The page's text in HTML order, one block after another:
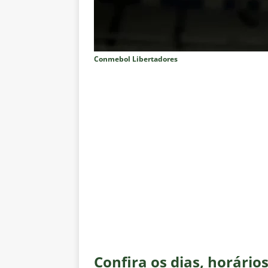
no tempo normal e os pontos
Casa
Conmebol Libertadores
Confira os dias,